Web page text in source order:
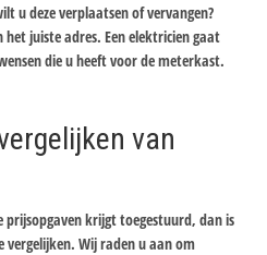
u deze verplaatsen of vervangen?
juiste adres. Een elektricien gaat
die u heeft voor de meterkast.
van
prijsopgaven krijgt toegestuurd, dan is
Wij raden u aan om